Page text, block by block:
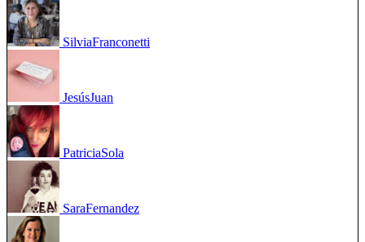
SilviaFranconetti
JesúsJuan
PatriciaSola
SaraFernandez